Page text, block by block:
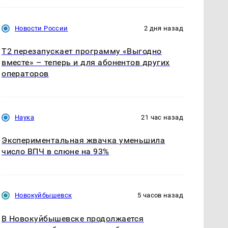
Новости России 2 дня назад
Т2 перезапускает программу «Выгодно
вместе» – теперь и для абонентов других
операторов
Наука 21 час назад
Экспериментальная жвачка уменьшила
число ВПЧ в слюне на 93%
Новокуйбышевск 5 часов назад
В Новокуйбышевске продолжается